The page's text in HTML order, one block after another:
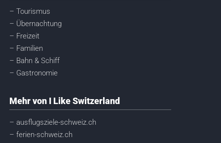
– Tourismus
– Übernachtung
– Freizeit
– Familien
– Bahn & Schiff
– Gastronomie
Mehr von I Like Switzerland
– ausflugsziele-schweiz.ch
– ferien-schweiz.ch